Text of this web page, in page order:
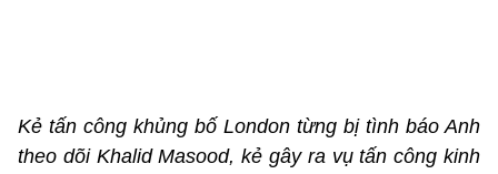
Kẻ tấn công khủng bố London từng bị tình báo Anh
theo dõi Khalid Masood, kẻ gây ra vụ tấn công kinh